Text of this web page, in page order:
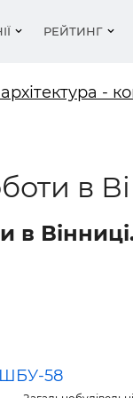
Фарби,
РЕЙТИНГ
Медіа
Сипучі
цемент
-
в
в
ШБУ-58